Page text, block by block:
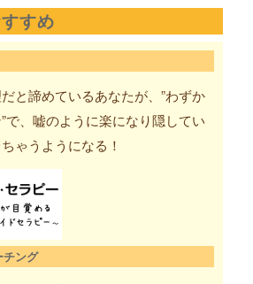
すめ
と諦めているあなたが、”わずか
で、嘘のように楽になり隠してい
ゃうようになる！
チング